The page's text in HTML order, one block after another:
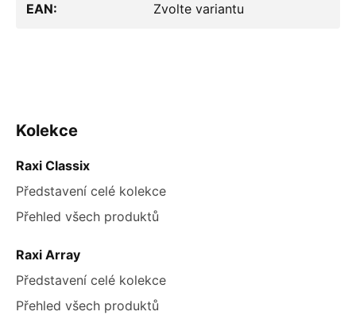
EAN: Zvolte variantu
ZÁPATÍ
Kolekce
Raxi Classix
Představení celé kolekce
Přehled všech produktů
Raxi Array
Představení celé kolekce
Přehled všech produktů